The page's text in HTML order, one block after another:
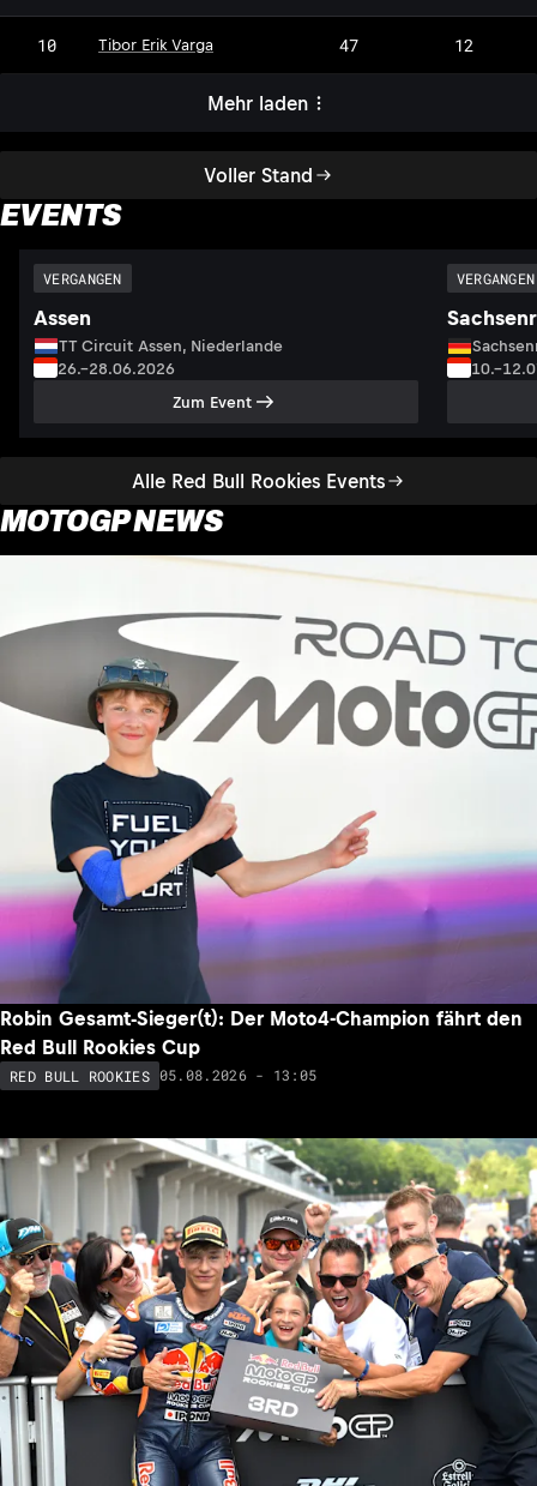
Voller Stand
10 Tibor Erik Varga 47 12
Mehr laden
EVENTS
Alle Red Bull Rookies Events
VERGANGEN
Assen
TT Circuit Assen, Niederlande
26.–28.06.2026
Zum Event
VERGANGEN
MOTOGP NEWS
Robin Gesamt-Sieger(t): Der Moto4-Champion fährt den
Red Bull Rookies Cup
RED BULL ROOKIES 05.08.2026 - 13:05